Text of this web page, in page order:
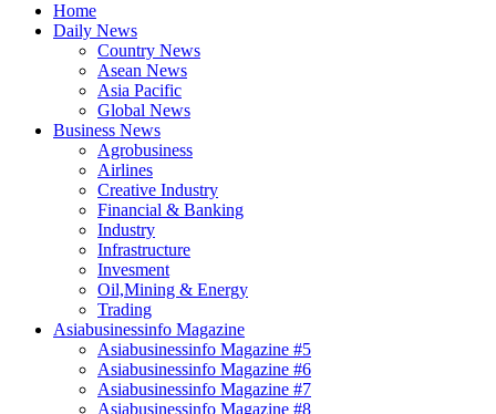
Home
Daily News
Country News
Asean News
Asia Pacific
Global News
Business News
Agrobusiness
Airlines
Creative Industry
Financial & Banking
Industry
Infrastructure
Invesment
Oil,Mining & Energy
Trading
Asiabusinessinfo Magazine
Asiabusinessinfo Magazine #5
Asiabusinessinfo Magazine #6
Asiabusinessinfo Magazine #7
Asiabusinessinfo Magazine #8